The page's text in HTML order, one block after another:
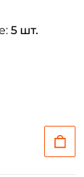
5 шт.